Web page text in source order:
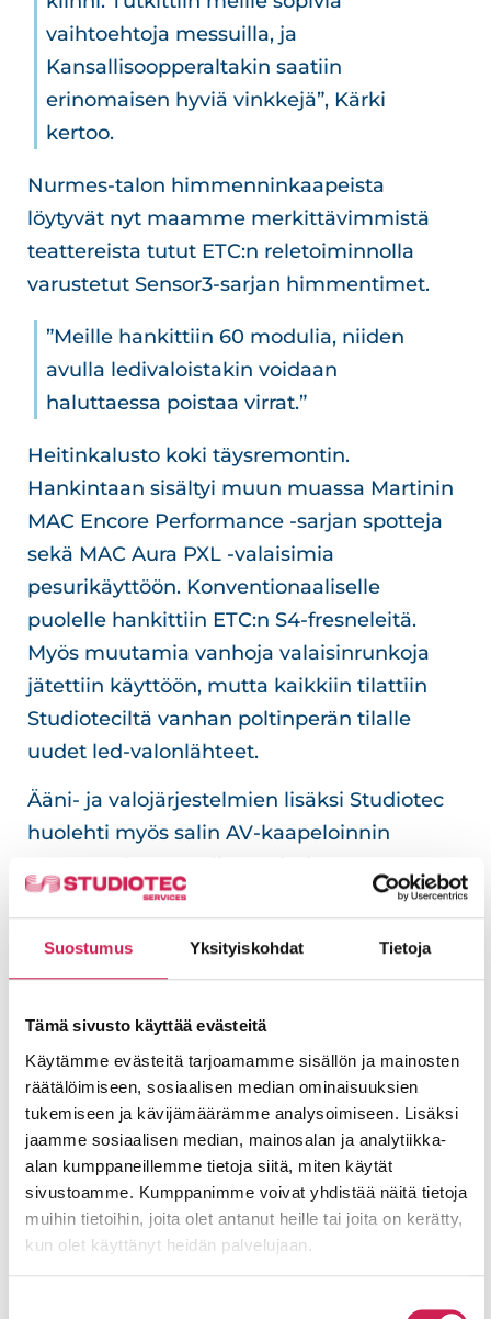
Suostumus Yksityiskohdat Tietoja
Tämä sivusto käyttää evästeitä
Käytämme evästeitä tarjoamamme sisällön ja mainosten
räätälöimiseen, sosiaalisen median ominaisuuksien
tukemiseen ja kävijämäärämme analysoimiseen. Lisäksi
jaamme sosiaalisen median, mainosalan ja analytiikka-
alan kumppaneillemme tietoja siitä, miten käytät
sivustoamme. Kumppanimme voivat yhdistää näitä tietoja
muihin tietoihin, joita olet antanut heille tai joita on kerätty,
kun olet käyttänyt heidän palvelujaan.
vaihtoehtoja messuilla, ja
Kansallisoopperaltakin saatiin
erinomaisen hyviä vinkkejä”, Kärki
kertoo.
Nurmes-talon himmenninkaapeista
löytyvät nyt maamme merkittävimmistä
teattereista tutut ETC:n reletoiminnolla
varustetut Sensor3-sarjan himmentimet.
”Meille hankittiin 60 modulia, niiden
avulla ledivaloistakin voidaan
haluttaessa poistaa virrat.”
Heitinkalusto koki täysremontin.
Hankintaan sisältyi muun muassa Martinin
MAC Encore Performance -sarjan spotteja
sekä MAC Aura PXL -valaisimia
pesurikäyttöön. Konventionaaliselle
puolelle hankittiin ETC:n S4-fresneleitä.
Myös muutamia vanhoja valaisinrunkoja
jätettiin käyttöön, mutta kaikkiin tilattiin
Studioteciltä vanhan poltinperän tilalle
uudet led-valonlähteet.
Ääni- ja valojärjestelmien lisäksi Studiotec
huolehti myös salin AV-kaapeloinnin
päättöurakasta. Salissa toimivan
elokuvateatterin esityskalustoon ei juuri
muuhun kuvaesityskäyttöön toimitettiin
tasoinen laserprojektori, AnalogWayn
kuvamatriisi ja Matroxin striimeri. Kärki
sanoo, että kameroita aiotaan hankkia
lähiaikoina lisää, vaikka jo näilläkin eväillä
on voitu striimata esimerkiksi konsertteja ja
merkittäviä kokouksia.